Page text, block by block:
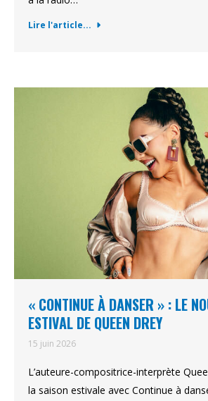
Lire l'article...
« CONTINUE À DANSER » : LE
ESTIVAL DE QUEEN DREY
15 juin 2026
L’auteure-compositrice-interprète
la saison estivale avec Continue à